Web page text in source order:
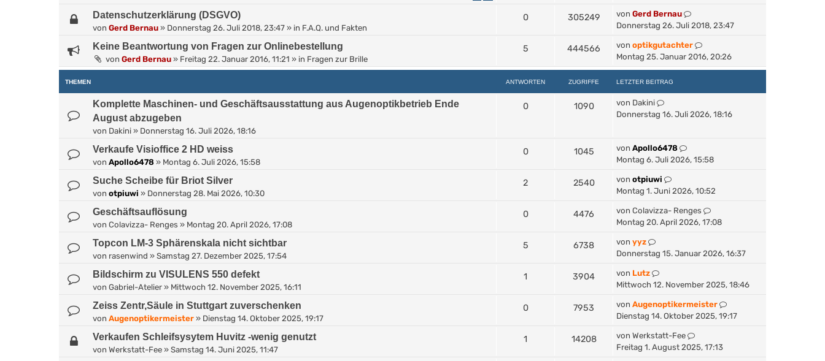
Datenschutzerklärung (DSGVO)
von Gerd Bernau » Donnerstag 26. Juli 2018, 23:47 » in F.A.Q. und Fakten
0 305249 von Gerd Bernau
Donnerstag 26. Juli 2018, 23:47
Keine Beantwortung von Fragen zur Onlinebestellung
von Gerd Bernau » Freitag 22. Januar 2016, 11:21 » in Fragen zur Brille
5 444566 von optikgutachter
Montag 25. Januar 2016, 20:26
THEMEN ANTWORTEN ZUGRIFFE LETZTER BEITRAG
Komplette Maschinen- und Geschäftsausstattung aus Augenoptikbetrieb Ende
August abzugeben
von Dakini » Donnerstag 16. Juli 2026, 18:16
0 1090 von Dakini
Donnerstag 16. Juli 2026, 18:16
Verkaufe Visioffice 2 HD weiss
von Apollo6478 » Montag 6. Juli 2026, 15:58
0 1045 von Apollo6478
Montag 6. Juli 2026, 15:58
Suche Scheibe für Briot Silver
von otpiuwi » Donnerstag 28. Mai 2026, 10:30
2 2540 von otpiuwi
Montag 1. Juni 2026, 10:52
Geschäftsauflösung
von Colavizza- Renges » Montag 20. April 2026, 17:08
0 4476 von Colavizza- Renges
Montag 20. April 2026, 17:08
Topcon LM-3 Sphärenskala nicht sichtbar
von rasenwind » Samstag 27. Dezember 2025, 17:54
5 6738 von yyz
Donnerstag 15. Januar 2026, 16:37
Bildschirm zu VISULENS 550 defekt
von Gabriel-Atelier » Mittwoch 12. November 2025, 16:11
1 3904 von Lutz
Mittwoch 12. November 2025, 18:46
Zeiss Zentr,Säule in Stuttgart zuverschenken
von Augenoptikermeister » Dienstag 14. Oktober 2025, 19:17
0 7953 von Augenoptikermeister
Dienstag 14. Oktober 2025, 19:17
Verkaufen Schleifsysytem Huvitz -wenig genutzt
von Werkstatt-Fee » Samstag 14. Juni 2025, 11:47
1 14208 von Werkstatt-Fee
Freitag 1. August 2025, 17:13